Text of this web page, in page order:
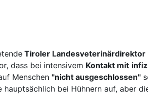
Tiroler Landesveterinärdirektor
dass bei intensivem Kontakt mit
Menschen "nicht ausgeschlossen"
hauptsächlich bei Hühnern auf, aber